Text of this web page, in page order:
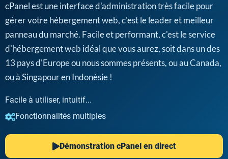
cPanel est une interface d'administration très facile pour
gérer votre hébergement web, c'est le leader et meilleur
panneau du marché. Facile et performant, c'est le service
d'hébergement web idéal que vous aurez, soit dans un des
13 pays d'Europe ou nous sommes présents, ou au Canada,
ou à Singapour en Indonésie !
Facile à utiliser, intuitif...
Fonctionnalités multiples
Démonstration cPanel en direct